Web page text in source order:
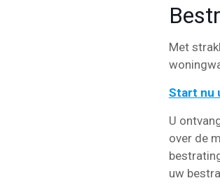
Met
Start nu
U
over de
uw